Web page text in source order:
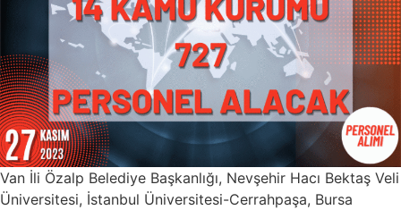
Van İli Özalp Belediye Başkanlığı, Nevşehir Hacı Bektaş Veli
Üniversitesi, İstanbul Üniversitesi-Cerrahpaşa, Bursa